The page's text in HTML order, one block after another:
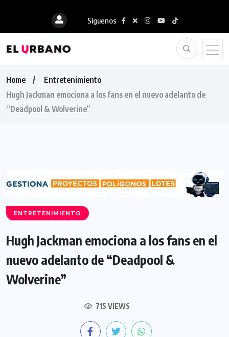
Síguenos
Home
Entretenimiento
Hugh Jackman emociona a los fans en el nuevo adelanto de
“Deadpool & Wolverine”
ENTRETENIMIENTO
Hugh Jackman emociona a los fans en el
nuevo adelanto de “Deadpool &
Wolverine”
715 VIEWS